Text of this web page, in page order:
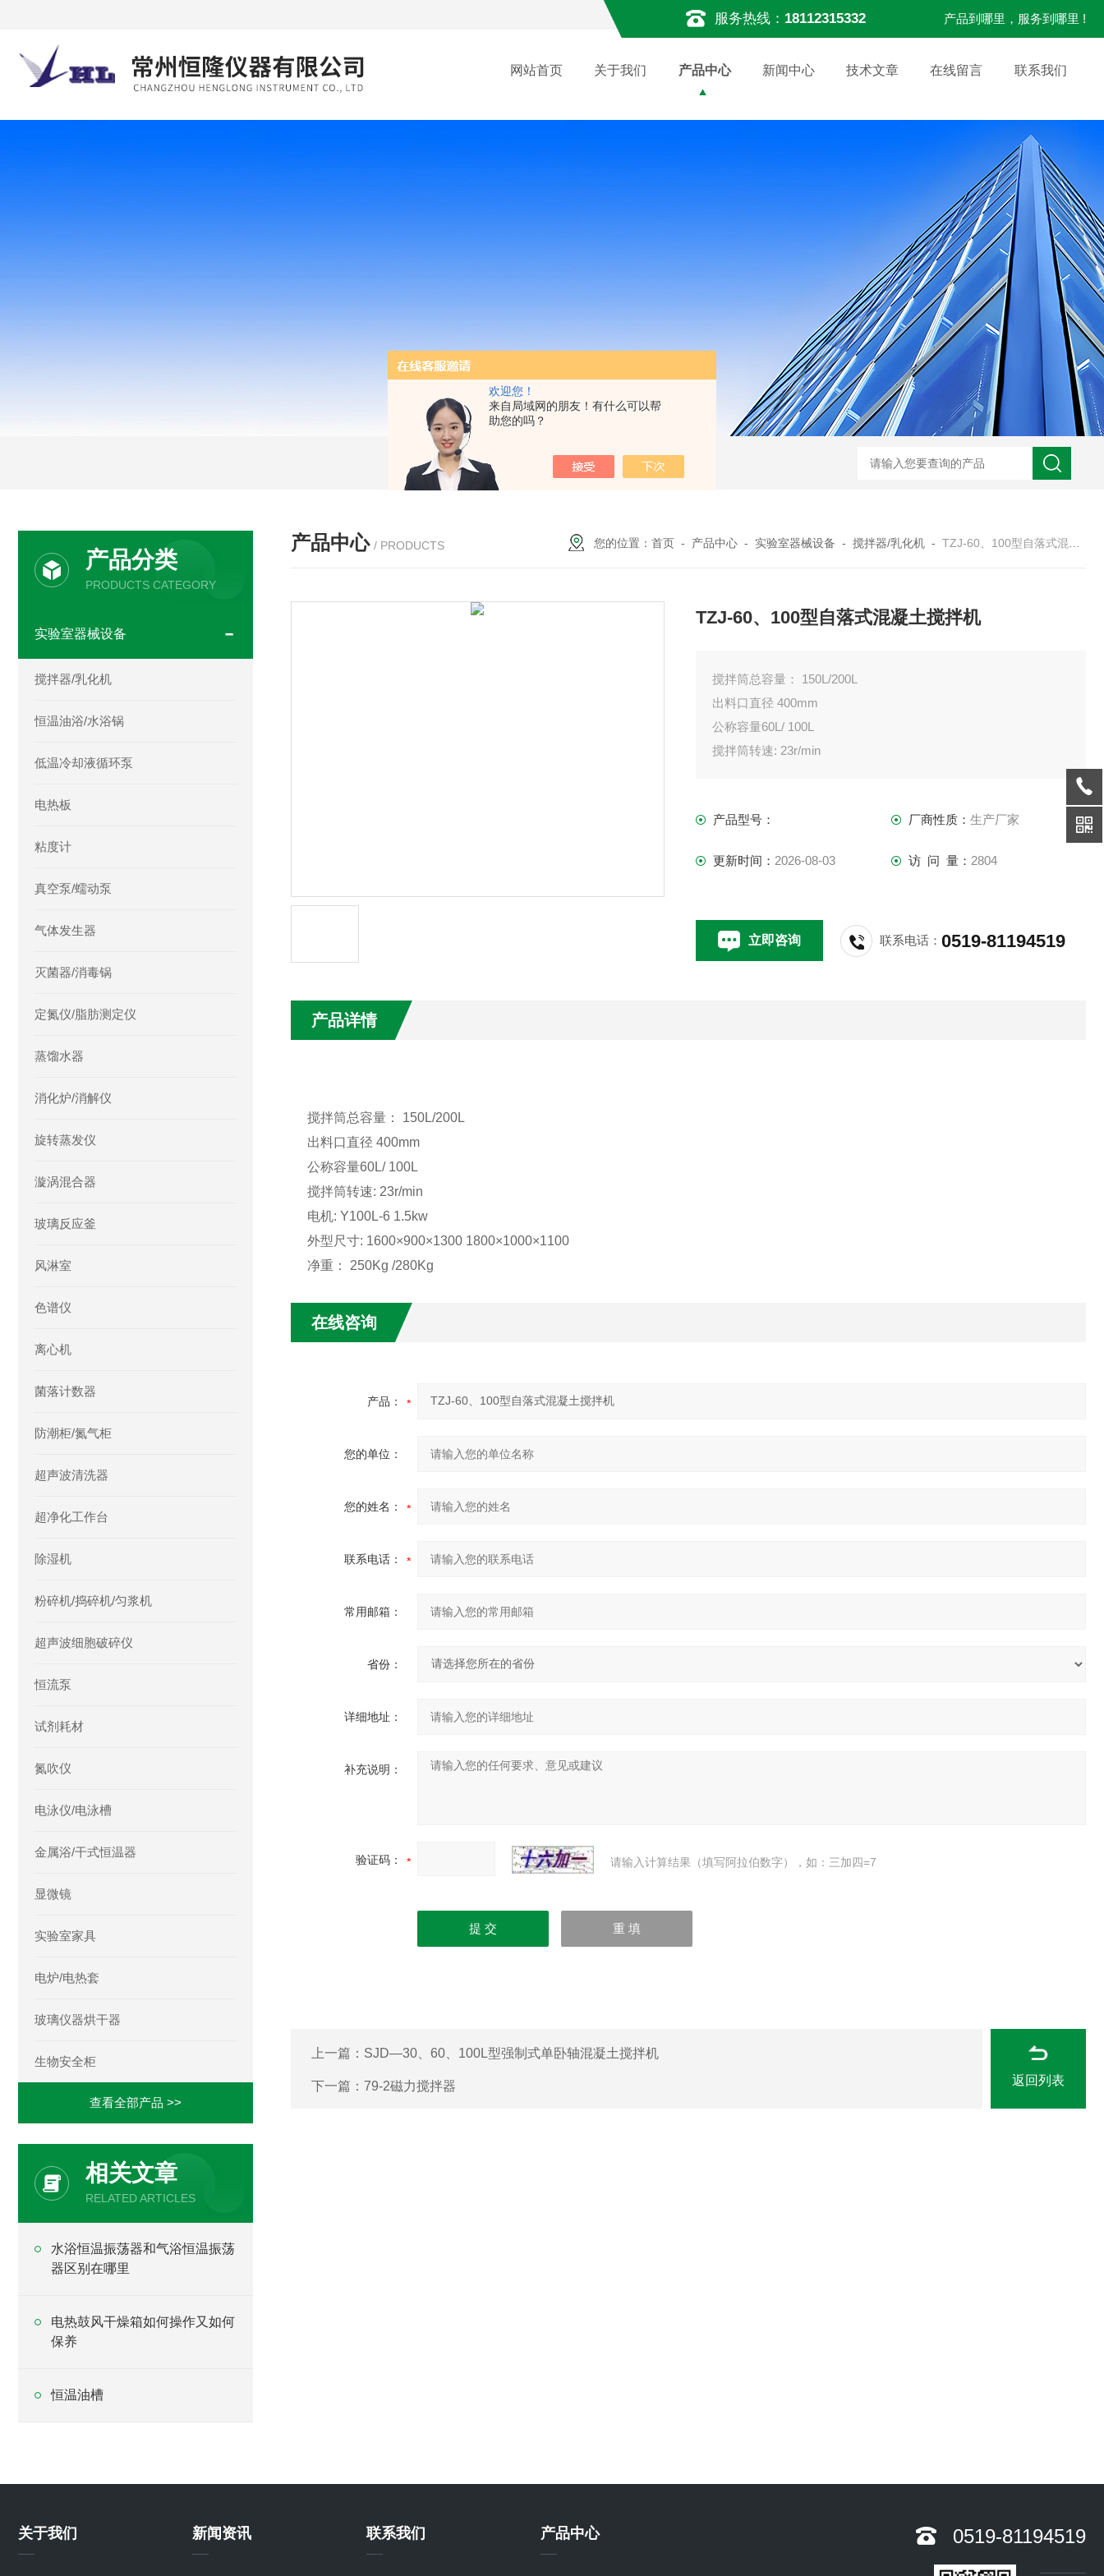
欢迎您！
来自局域网的朋友！有什么可以帮
助您的吗？
服务热线： 18112315332 产品到哪里，服务到哪里 !
网站首页 关于我们 产品中心 新闻中心 技术文章 在线留言 联系我们
产品中心 / PRODUCTS 您的位置：首页 - 产品中心 - 实验室器械设备 -搅拌器/乳化机 -TZJ-60、100型自落式混凝土搅拌机
TZJ-60、100型自落式混凝土搅拌机
搅拌筒总容量： 150L/200L
出料口直径 400mm
公称容量60L/ 100L
搅拌筒转速: 23r/min
净重： 250Kg /280Kg
产品型号： 厂商性质： 生产厂家
更新时间： 2026-08-03 访 问 量： 2804
立即咨询 联系电话：0519-81194519
产品详情
搅拌筒总容量： 150L/200L
出料口直径 400mm
公称容量60L/ 100L
搅拌筒转速: 23r/min
电机: Y100L-6 1.5kw
外型尺寸: 1600×900×1300 1800×1000×1100
净重： 250Kg /280Kg
在线咨询
产品：
您的单位：
您的姓名：
联系电话：
常用邮箱：
省份：
详细地址：
补充说明：
验证码： 请输入计算结果（填写阿拉伯数字），如：三加四=7
上一篇： SJD—30、60、100L型强制式单卧轴混凝土搅拌机
下一篇： 79-2磁力搅拌器 返回列表
产品分类
PRODUCTS CATEGORY
实验室器械设备
搅拌器/乳化机
恒温油浴/水浴锅
低温冷却液循环泵
电热板
粘度计
真空泵/蠕动泵
气体发生器
灭菌器/消毒锅
定氮仪/脂肪测定仪
蒸馏水器
消化炉/消解仪
旋转蒸发仪
漩涡混合器
玻璃反应釜
风淋室
色谱仪
离心机
菌落计数器
防潮柜/氮气柜
超声波清洗器
超净化工作台
除湿机
粉碎机/捣碎机/匀浆机
超声波细胞破碎仪
恒流泵
试剂耗材
氮吹仪
电泳仪/电泳槽
金属浴/干式恒温器
显微镜
实验室家具
电炉/电热套
玻璃仪器烘干器
生物安全柜
查看全部产品 >>
相关文章
RELATED ARTICLES
水浴恒温振荡器和气浴恒温振荡
器区别在哪里
电热鼓风干燥箱如何操作又如何
保养
恒温油槽
关于我们 新闻资讯 联系我们 产品中心 0519-81194519